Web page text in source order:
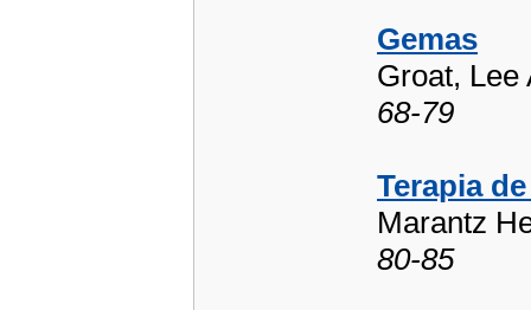
Gemas
Groat, Lee
68-79
Terapia
Marantz
80-85